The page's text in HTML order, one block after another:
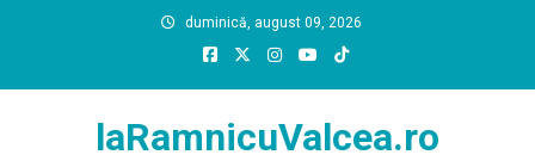
duminică, august 09, 2026
laRamnicuValcea.ro